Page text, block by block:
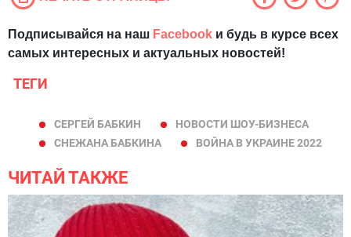
Подписывайся на наш Facebook и будь в курсе всех
самых интересных и актуальных новостей!
ТЕГИ
СЕРГЕЙ БАБКИН
НОВОСТИ ШОУ-БИЗНЕСА
СНЕЖАНА БАБКИНА
ВОЙНА В УКРАИНЕ 2022
ЧИТАЙ ТАКЖЕ